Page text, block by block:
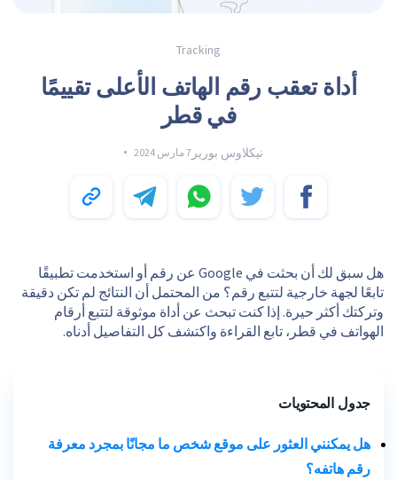
Tracking
أداة تعقب رقم الهاتف الأعلى تقييمًا
في قطر
نيكلاوس بورير 7 مارس 2024
هل سبق لك أن بحثت في Google عن رقم أو استخدمت تطبيقًا
تابعًا لجهة خارجية لتتبع رقم؟ من المحتمل أن النتائج لم تكن دقيقة
وتركتك أكثر حيرة. إذا كنت تبحث عن أداة موثوقة لتتبع أرقام
الهواتف في قطر، تابع القراءة واكتشف كل التفاصيل أدناه.
جدول المحتويات
هل يمكنني العثور على موقع شخص ما مجانًا بمجرد معرفة
رقم هاتفه؟